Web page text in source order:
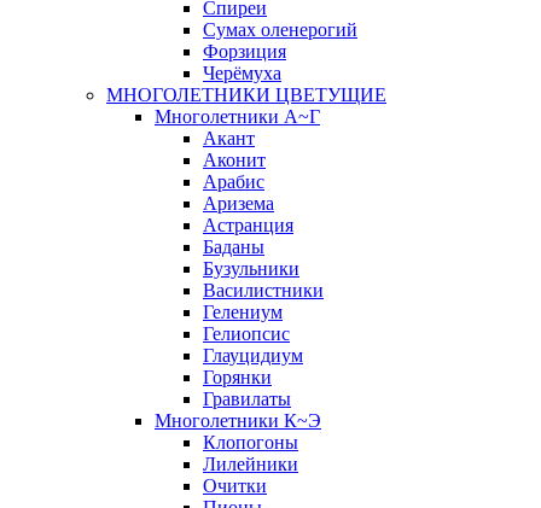
Спиреи
Сумах оленерогий
Форзиция
Черёмуха
МНОГОЛЕТНИКИ ЦВЕТУЩИЕ
Многолетники А~Г
Акант
Аконит
Арабис
Аризема
Астранция
Баданы
Бузульники
Василистники
Гелениум
Гелиопсис
Глауцидиум
Горянки
Гравилаты
Многолетники К~Э
Клопогоны
Лилейники
Очитки